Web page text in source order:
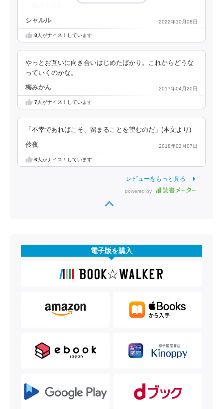
シャルル 2022年10月08日
8人がナイス！しています
やっとお互いに向き合いはじめたばかり。これからどうな
っていくのかな。
梅みかん 2017年04月20日
7人がナイス！しています
「不幸であればこそ、留まることを望むのだ」(本文より)
伶夜 2018年02月07日
6人がナイス！しています
レビューをもっと見る
powered by
電子版を購入